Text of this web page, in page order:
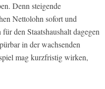
Denn steigende
Nettolohn sofort und
den Staatshaushalt dagegen
in der wachsenden
mag kurzfristig wir­ken,